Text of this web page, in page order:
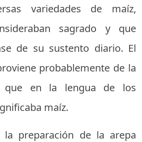
variedades de maíz,
sagrado y que
de su sustento diario. El
probablemente de la
que en la lengua de los
maíz.
la preparación de la arepa